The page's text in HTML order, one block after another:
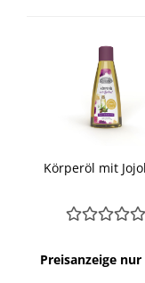
Körperöl mit
Preisanzeige